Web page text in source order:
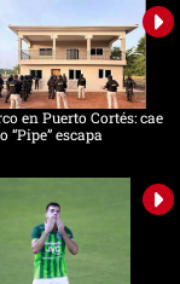
en Puerto Cortés: cae
“Pipe” escapa